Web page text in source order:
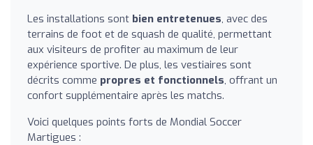
Les installations sont bien entretenues, avec des
terrains de foot et de squash de qualité, permettant
aux visiteurs de profiter au maximum de leur
expérience sportive. De plus, les vestiaires sont
décrits comme propres et fonctionnels, offrant un
confort supplémentaire après les matchs.
Voici quelques points forts de Mondial Soccer
Martigues :